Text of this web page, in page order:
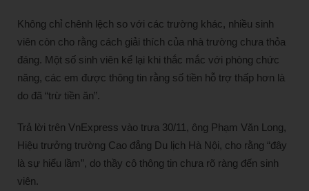
Không chỉ chênh lệch so với các trường khác, nhiều sinh
viên còn cho rằng cách giải thích của nhà trường chưa thỏa
đáng. Một số sinh viên kể lại khi thắc mắc với phòng chức
năng, các em được thông tin rằng số tiền hỗ trợ thấp hơn là
do đã “trừ tiền ăn”.
Trả lời trên VnExpress vào trưa 30/11, ông Phạm Văn Long,
Hiệu trưởng trường Cao đẳng Du lịch Hà Nội, cho rằng “đây
là sự hiểu lầm”, do thầy cô thông tin chưa rõ ràng đến sinh
viên.